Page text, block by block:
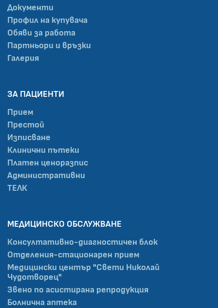
Документи
Профил на купувача
Обяви за работа
Партньори и връзки
Галерия
ЗА ПАЦИЕНТИ
Прием
Престой
Изписване
Клинични пътеки
Платен ценоразпис
Административни
ТЕЛК
МЕДИЦИНСКО ОБСЛУЖВАНЕ
Консултативно-диагностичен блок
Отделения-стационарен прием
Медицински център "Свети Николай
Чудотворец"
Звено по асистирана репродукция
Болнична аптека